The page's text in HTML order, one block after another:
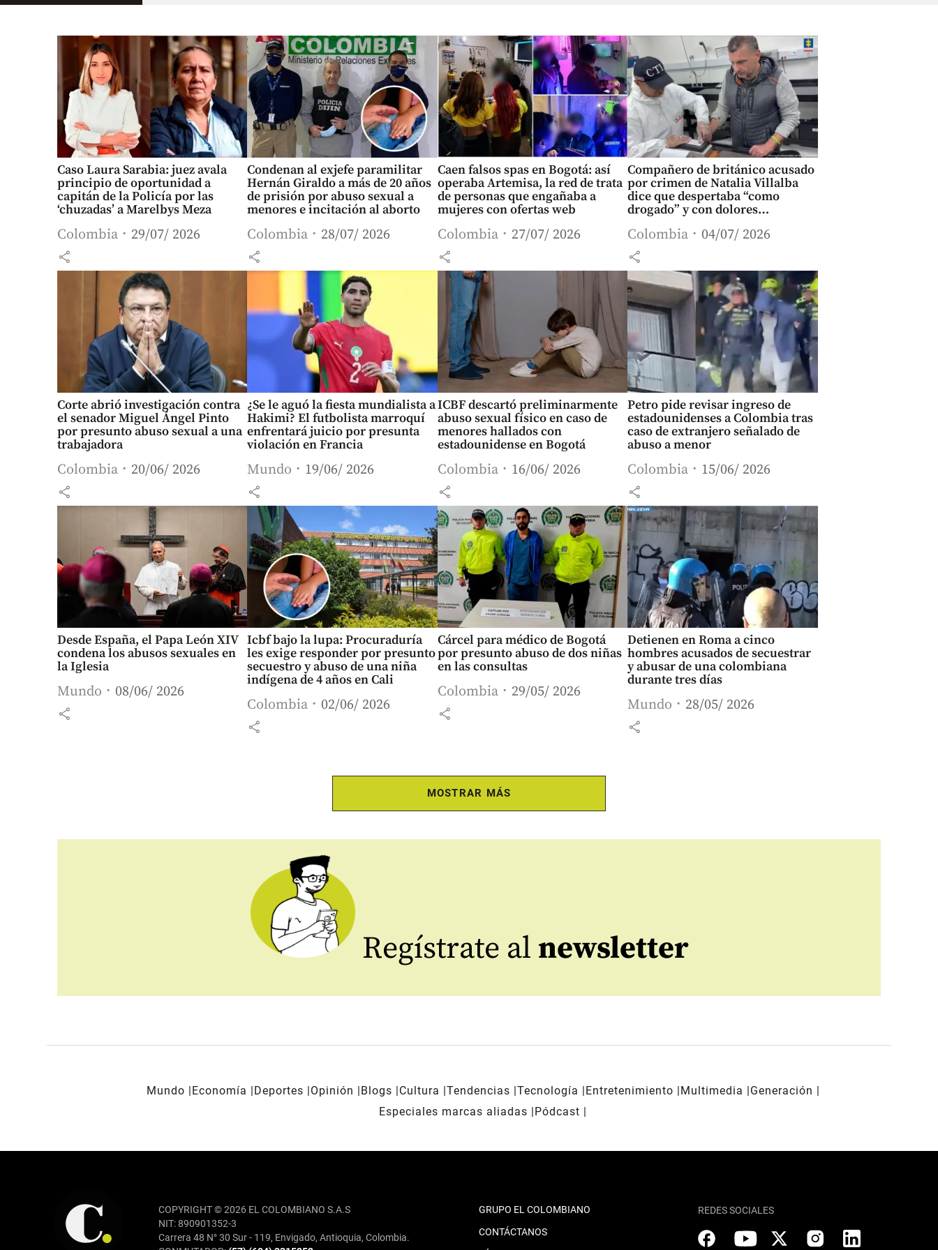
Caso Laura Sarabia: juez avala
principio de oportunidad a
capitán de la Policía por las
‘chuzadas’ a Marelbys Meza
Colombia 29/07/ 2026
share
Condenan al exjefe paramilitar
Hernán Giraldo a más de 20 años
de prisión por abuso sexual a
menores e incitación al aborto
Colombia 28/07/ 2026
share
Caen falsos spas en Bogotá: así
operaba Artemisa, la red de trata
de personas que engañaba a
mujeres con ofertas web
Colombia 27/07/ 2026
share
Compañero de británico acusado
por crimen de Natalia Villalba
dice que despertaba “como
drogado” y con dolores
Colombia 04/07/ 2026
share
Corte abrió investigación contra
el senador Miguel Ángel Pinto
por presunto abuso sexual a una
trabajadora
Colombia 20/06/ 2026
share
¿Se le aguó la fiesta mundialista a
Hakimi? El futbolista marroquí
enfrentará juicio por presunta
violación en Francia
Mundo 19/06/ 2026
share
ICBF descartó preliminarmente
abuso sexual físico en caso de
menores hallados con
estadounidense en Bogotá
Colombia 16/06/ 2026
share
Petro pide revisar ingreso de
estadounidenses a Colombia tras
caso de extranjero señalado de
abuso a menor
Colombia 15/06/ 2026
share
Desde España, el Papa León XIV
condena los abusos sexuales en
la Iglesia
Mundo 08/06/ 2026
share
Icbf bajo la lupa: Procuraduría
les exige responder por presunto
secuestro y abuso de una niña
indígena de 4 años en Cali
Colombia 02/06/ 2026
share
Cárcel para médico de Bogotá
por presunto abuso de dos niñas
en las consultas
Colombia 29/05/ 2026
share
Detienen en Roma a cinco
hombres acusados de secuestrar
y abusar de una colombiana
durante tres días
Mundo 28/05/ 2026
share
MOSTRAR MÁS
Regístrate al newsletter
Mundo Economía Deportes Opinión Blogs Cultura Tendencias Tecnología Entretenimiento Multimedia
Generación
Especiales marcas aliadas
Pódcast
COPYRIGHT © 2026 EL COLOMBIANO S.A.S
NIT: 890901352-3
Carrera 48 N° 30 Sur - 119, Envigado, Antioquia, Colombia.
GRUPO EL COLOMBIANO
CONTÁCTANOS
REDES SOCIALES